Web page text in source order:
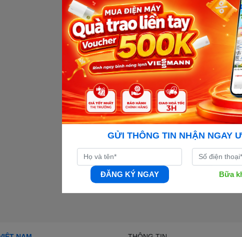
GỬI THÔNG TIN NHẬN NGAY
ĐĂNG KÝ NGAY Bữa